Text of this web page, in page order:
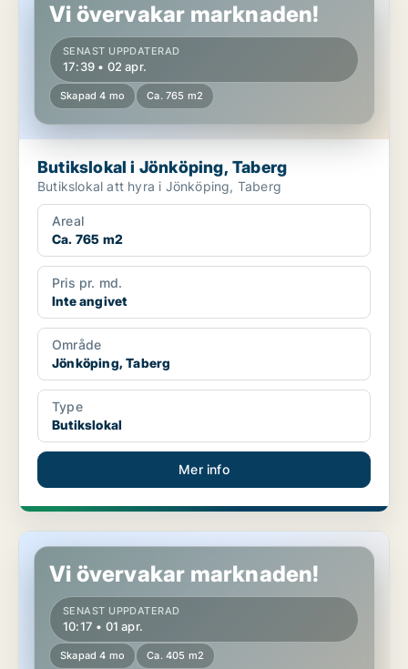
Vi övervakar marknaden!
SENAST UPPDATERAD
17:39 • 02 apr.
Skapad 4 mo Ca. 765 m2
Butikslokal i Jönköping, Taberg
Butikslokal att hyra i Jönköping, Taberg
Areal
Ca. 765 m2
Pris pr. md.
Inte angivet
Område
Jönköping, Taberg
Type
Butikslokal
Mer info
Butikslokal i Jönköping
Vi övervakar marknaden!
SENAST UPPDATERAD
10:17 • 01 apr.
Skapad 4 mo Ca. 405 m2